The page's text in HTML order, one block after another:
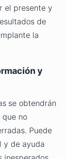
el presente y
de
la
y
se obtendrán
no
Puede
y de ayuda